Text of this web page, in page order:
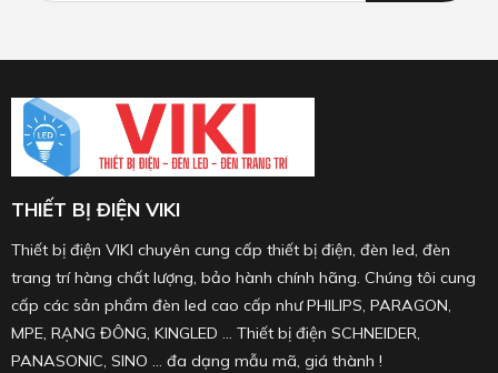
THIẾT BỊ ĐIỆN VIKI
Thiết bị điện VIKI chuyên cung cấp thiết bị điện, đèn led, đèn
trang trí hàng chất lượng, bảo hành chính hãng. Chúng tôi cung
cấp các sản phẩm đèn led cao cấp như PHILIPS, PARAGON,
MPE, RẠNG ĐÔNG, KINGLED ... Thiết bị điện SCHNEIDER,
PANASONIC, SINO ... đa dạng mẫu mã, giá thành !